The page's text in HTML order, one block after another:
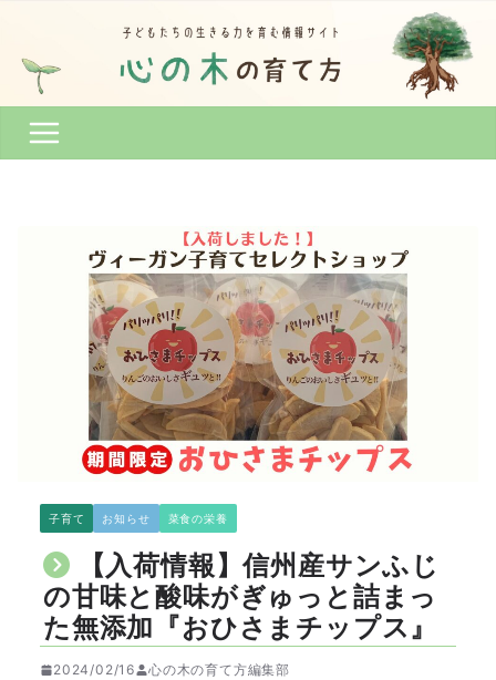
子育て お知らせ 菜食の栄養
【入荷情報】信州産サンふじ
の甘味と酸味がぎゅっと詰まっ
た無添加『おひさまチップス』
2024/02/16 心の木の育て方編集部